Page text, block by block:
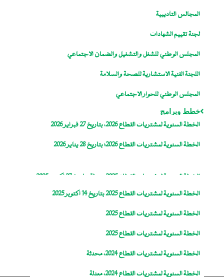
المجالس التأديبية
لجنة تقييم الشهادات
المجلس الوطني للشغل والتشغيل والضمان الاجتماعي
اللجنة الفنية الاستشارية للصحة والسلامة
المجلس الوطني للحوار الاجتماعي
خطط وبرامج
الخطة السنوية لمشتريات القطاع 2026، بتاريخ 27 فبراير 2026
الخطة السنوية لمشتريات القطاع 2026؛ بتاريخ 28 يناير 2026
الخطة السنوية لمشتريات القطاع 2025، معدلة بتاريخ 27 اكتوبر 2025
الخطة السنوية لمشتريات القطاع 2025 بتاريخ 14 اكتوبر 2025
الخطة السنوية لمشتريات القطاع 2025
الخطة السنوية لمشتريات القطاع 2025
الخطة السنوية لمشتريات القطاع 2024، محدثة
الخطة السنوية لمشتريات القطاع 2024، معدلة